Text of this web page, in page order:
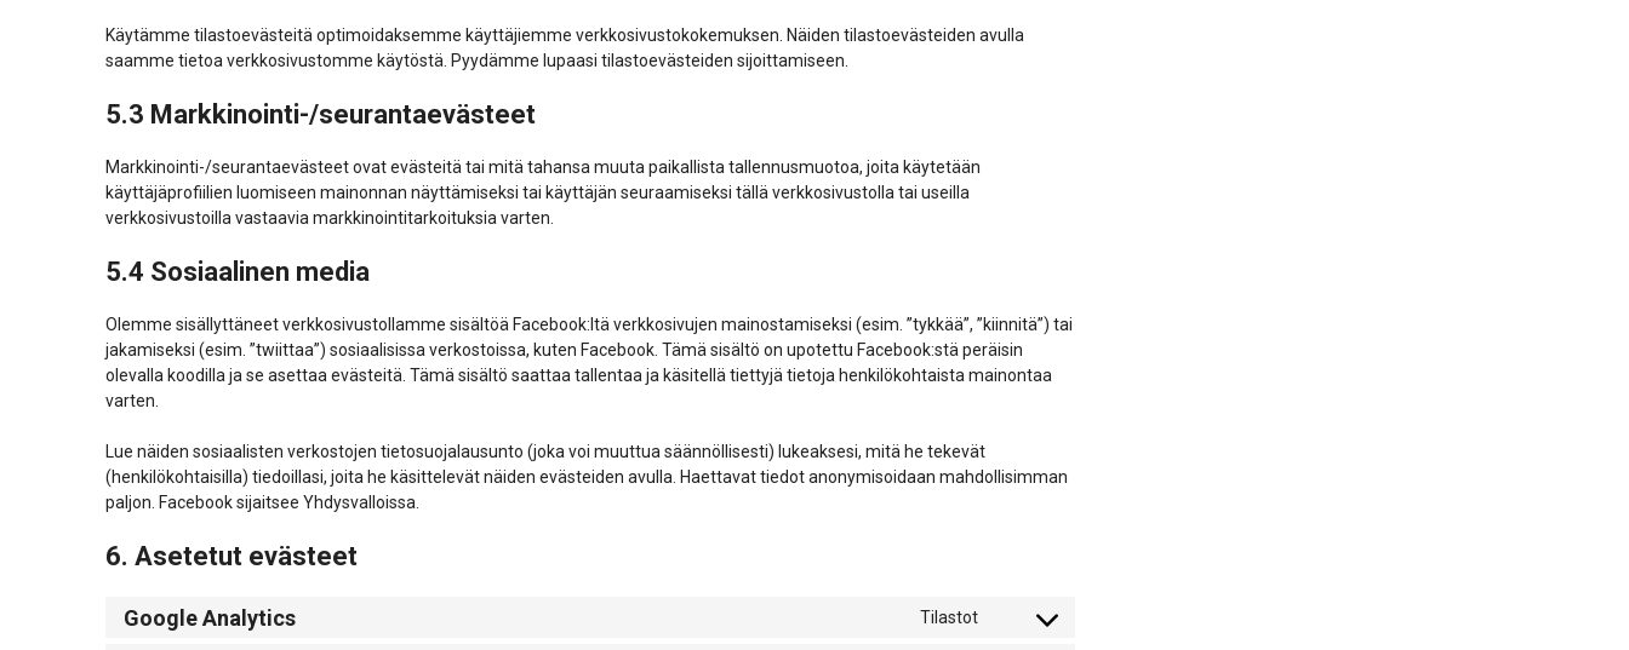
Käytämme tilastoevästeitä optimoidaksemme käyttäjiemme verkkosivustokokemuksen. Näiden tilastoevästeiden avulla
saamme tietoa verkkosivustomme käytöstä. Pyydämme lupaasi tilastoevästeiden sijoittamiseen.
5.3 Markkinointi-/seurantaevästeet
Markkinointi-/seurantaevästeet ovat evästeitä tai mitä tahansa muuta paikallista tallennusmuotoa, joita käytetään
käyttäjäprofiilien luomiseen mainonnan näyttämiseksi tai käyttäjän seuraamiseksi tällä verkkosivustolla tai useilla
verkkosivustoilla vastaavia markkinointitarkoituksia varten.
5.4 Sosiaalinen media
Olemme sisällyttäneet verkkosivustollamme sisältöä Facebook:ltä verkkosivujen mainostamiseksi (esim. ”tykkää”, ”kiinnitä”) tai
jakamiseksi (esim. ”twiittaa”) sosiaalisissa verkostoissa, kuten Facebook. Tämä sisältö on upotettu Facebook:stä peräisin
olevalla koodilla ja se asettaa evästeitä. Tämä sisältö saattaa tallentaa ja käsitellä tiettyjä tietoja henkilökohtaista mainontaa
varten.
Lue näiden sosiaalisten verkostojen tietosuojalausunto (joka voi muuttua säännöllisesti) lukeaksesi, mitä he tekevät
(henkilökohtaisilla) tiedoillasi, joita he käsittelevät näiden evästeiden avulla. Haettavat tiedot anonymisoidaan mahdollisimman
paljon. Facebook sijaitsee Yhdysvalloissa.
6. Asetetut evästeet
Google Analytics Tilastot
Consent